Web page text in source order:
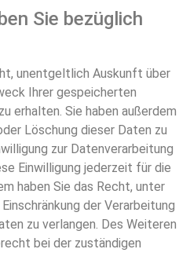
Sie bezüglich
unentgeltlich Auskunft über
Ihrer gespeicherten
erhalten. Sie haben außerdem
Löschung dieser Daten zu
zur Datenverarbeitung
Einwilligung jederzeit für die
haben Sie das Recht, unter
der Verarbeitung
zu verlangen. Des Weiteren
bei der zuständigen